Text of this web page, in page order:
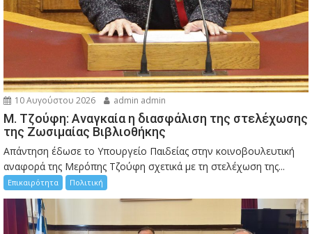
10 Αυγούστου 2026 admin admin
M. Τζούφη: Αναγκαία η διασφάλιση της στελέχωσης
της Ζωσιμαίας Βιβλιοθήκης
Απάντηση έδωσε το Υπουργείο Παιδείας στην κοινοβουλευτική
αναφορά της Μερόπης Τζούφη σχετικά με τη στελέχωση της...
Επικαιρότητα Πολιτική